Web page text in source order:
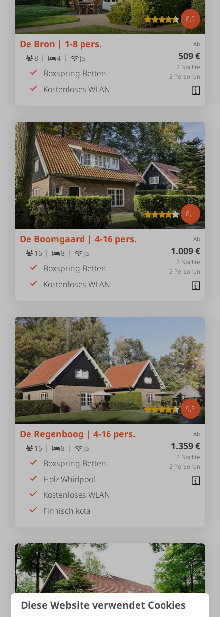
8,9
Ab
509 €
2 Nächte
2 Personen
De Bron | 1-8 pers.
8 4 Ja
Boxspring-Betten
Kostenloses WLAN
8,1
Ab
1.009 €
2 Nächte
2 Personen
De Boomgaard | 4-16 pers.
16 8 Ja
Boxspring-Betten
Kostenloses WLAN
9,3
Ab
1.359 €
2 Nächte
2 Personen
De Regenboog | 4-16 pers.
16 8 Ja
Boxspring-Betten
Holz Whirlpool
Kostenloses WLAN
Finnisch kota
Diese Website verwendet Cookies